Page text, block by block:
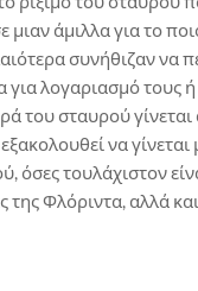
άμιλλα για το
συνήθιζαν να
για λογαριασμό τους
του σταυρού
να γίνεται
όσες τουλάχιστον
Φλόριντα, αλλά